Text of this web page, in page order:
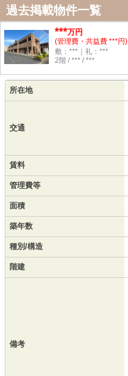
過去掲載物件一覧
***万円
(管理費・共益費 ***円)
敷：***｜礼：***
2階 / *** / ***
所在地
交通
賃料
管理費等
面積
築年数
種別/構造
階建
備考